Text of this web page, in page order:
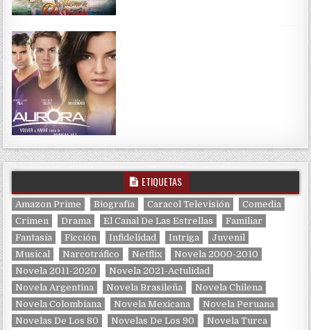
ETIQUETAS
Amazon Prime Biografía Caracol Televisión
Comedia
Crimen
Drama El Canal De Las Estrellas
Familiar
Fantasía
Ficción Infidelidad Intriga
Juvenil
Musical
Narcotráfico Netflix
Novela 2000-2010
Novela 2011-2020
Novela 2021-Actulidad
Novela Argentina
Novela Brasileña
Novela Chilena
Novela Colombiana
Novela Mexicana
Novela Peruana
Novelas De Los 80
Novelas De Los 90 Novela Turca